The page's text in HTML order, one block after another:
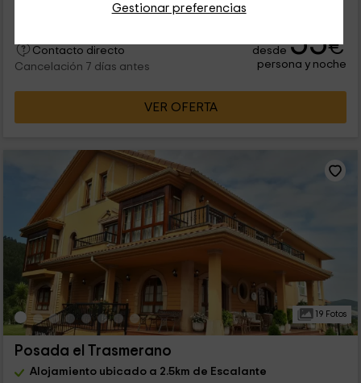
Gestionar preferencias
Contacto directo
Cancelación 7 días antes
desde 55€
persona y noche
VER OFERTA
19 Fotos
Posada el Trasmerano
Alojamiento ubicado a 2.5km de Escalante